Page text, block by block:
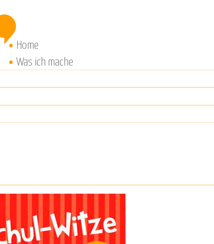
Home
Was ich mache